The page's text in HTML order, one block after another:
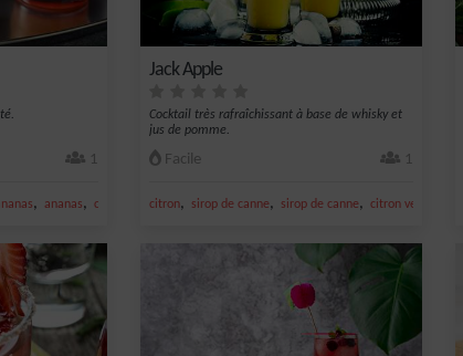
1
, ananas, citron vert frais
Jack Apple
Cocktail très rafraîchissant à base de whisky et
jus de pomme.
Facile 1
citron, sirop de canne, sirop de canne, citron vert frais